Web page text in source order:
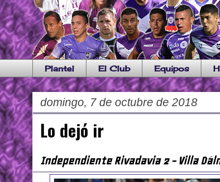
Plantel El Club Equipos
domingo, 7 de octubre de 2018
Lo dejó ir
Independiente Rivadavia 2 - Villa